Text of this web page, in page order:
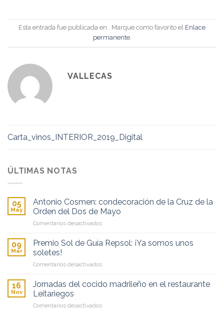
Esta entrada fue publicada en . Marque como favorito el Enlace
permanente.
VALLECAS
Carta_vinos_INTERIOR_2019_Digital
ÚLTIMAS NOTAS
05
May
Antonio Cosmen: condecoración de la Cruz de la
Orden del Dos de Mayo
Comentarios desactivadosen
Cosmen:
condecoración
la
de
del
09
Mar
Premio Sol de Guía Repsol: ¡Ya somos unos
soletes!
Comentarios desactivadosen
Sol
de
Repsol:
16
Nov
Jornadas del cocido madrileño en el restaurante
Leitariegos
Comentarios desactivadosen